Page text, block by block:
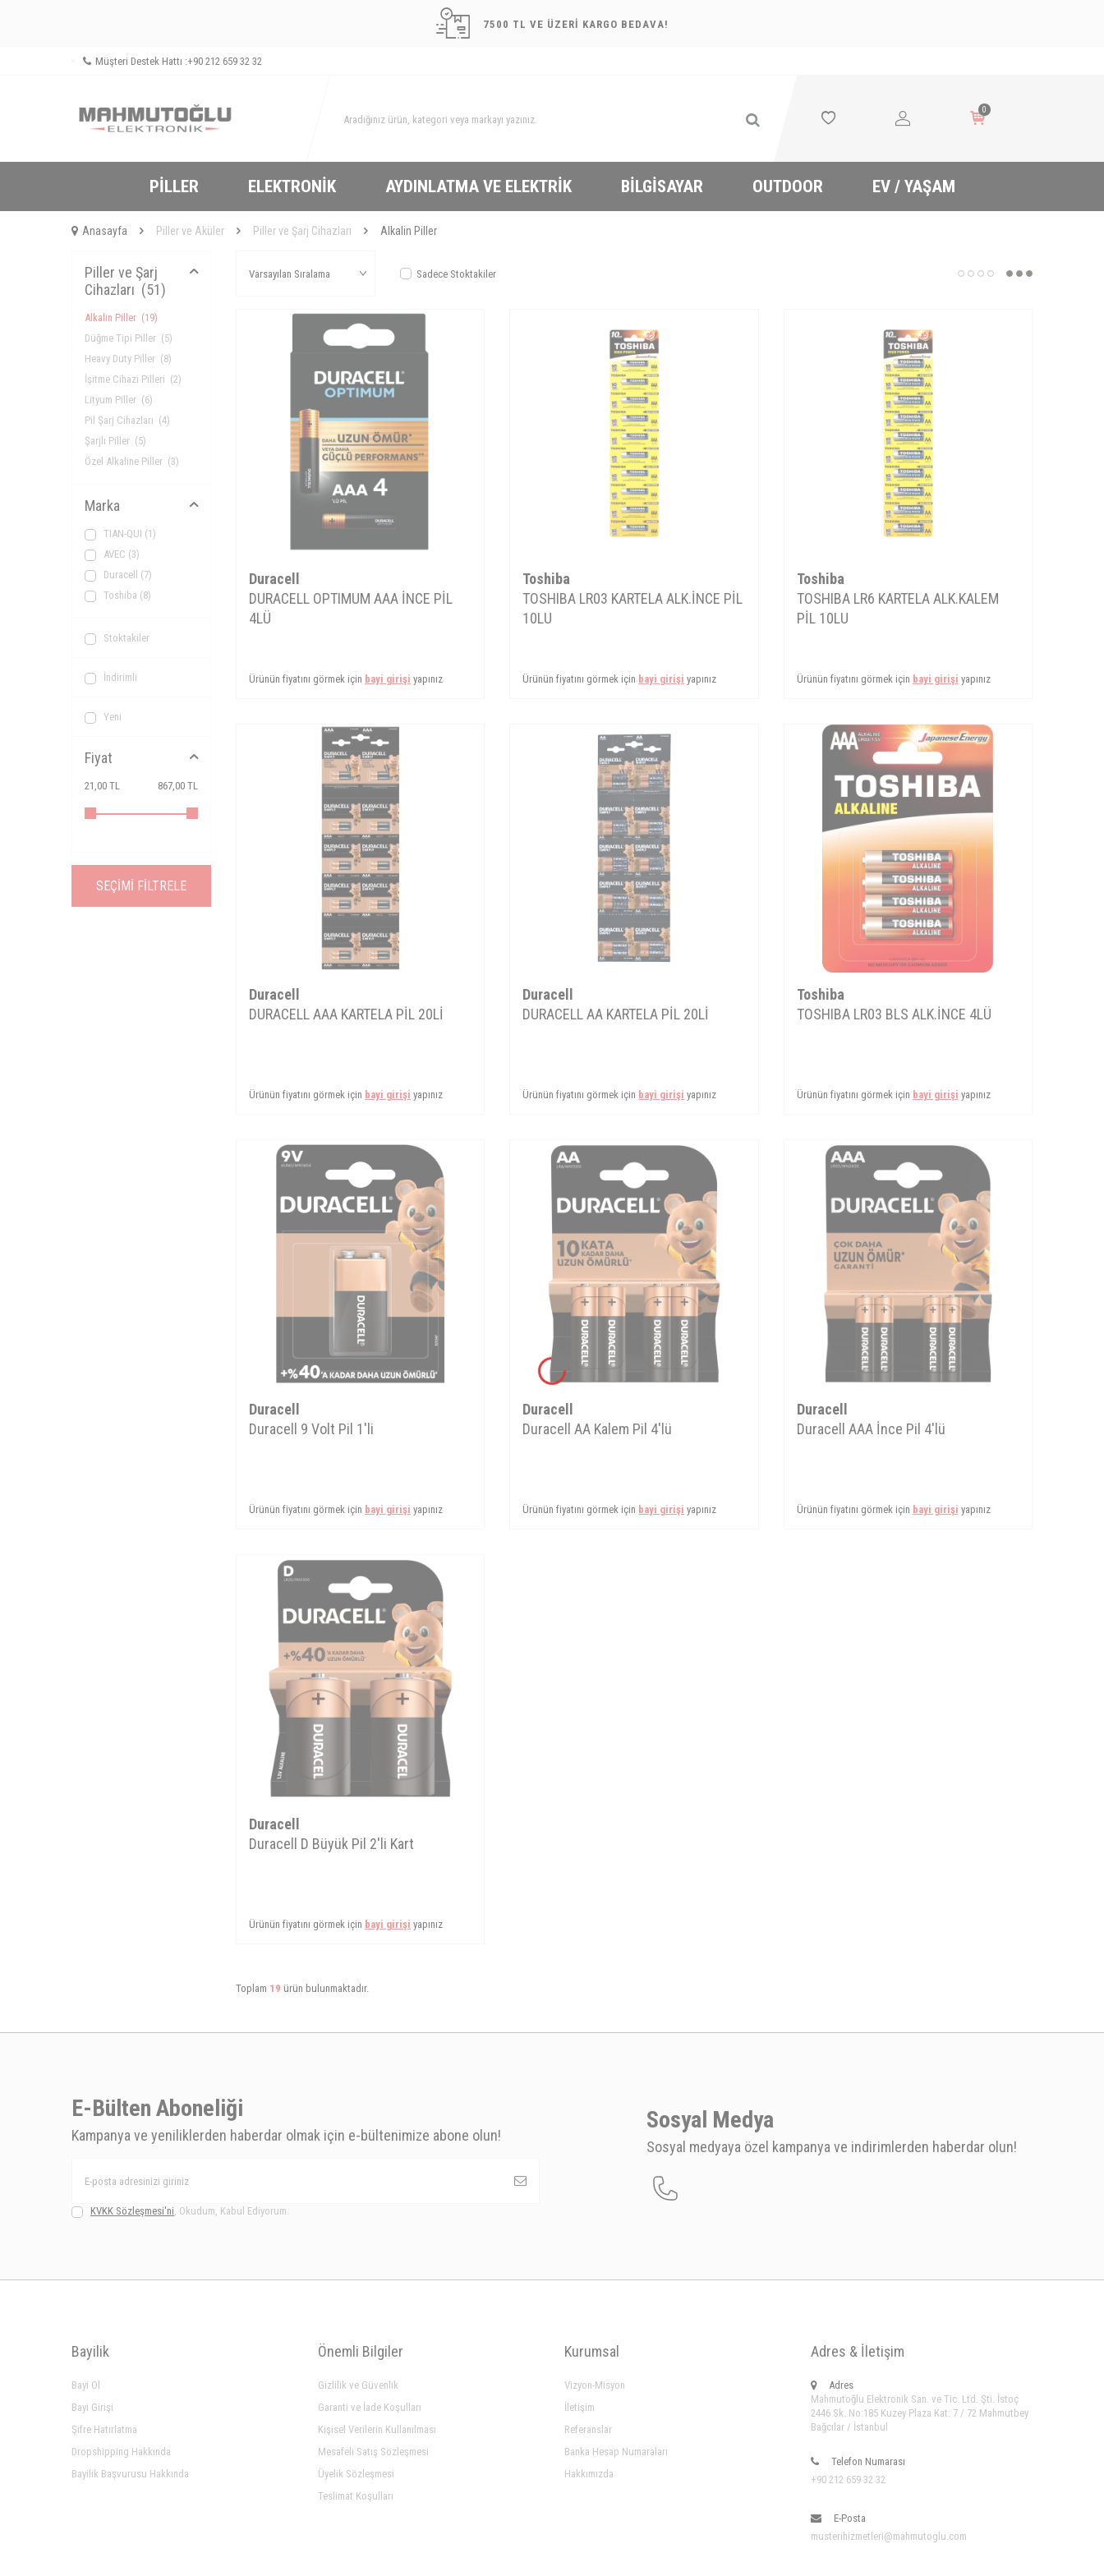
7500 TL VE ÜZERİ KARGO BEDAVA!
Müşteri Destek Hattı :+90 212 659 32 32
0
PILLER ELEKTRONIK AYDINLATMA VE ELEKTRIK BILGISAYAR OUTDOOR EV / YAŞAM
Anasayfa Piller ve Aküler Piller ve Şarj Cihazları Alkalin Piller
Piller ve Şarj
Cihazları (51)
Alkalin Piller (19)
Düğme Tipi Piller (5)
Heavy Duty Piller (8)
İşitme Cihazı Pilleri (2)
Lityum Piller (6)
Pil Şarj Cihazları (4)
Şarjlı Piller (5)
Özel Alkaline Piller (3)
Marka
TIAN-QUI (1)
AVEC (3)
Duracell (7)
Toshiba (8)
Stoktakiler
İndirimli
Yeni
Fiyat
21,00 TL 867,00 TL
SEÇIMI FILTRELE
Sadece Stoktakiler
Duracell
DURACELL OPTIMUM AAA İNCE PİL
4LÜ
Ürünün fiyatını görmek için bayi girişi yapınız
Toshiba
TOSHIBA LR03 KARTELA ALK.İNCE PİL
10LU
Ürünün fiyatını görmek için bayi girişi yapınız
Toshiba
TOSHIBA LR6 KARTELA ALK.KALEM
PİL 10LU
Ürünün fiyatını görmek için bayi girişi yapınız
Duracell
DURACELL AAA KARTELA PİL 20Lİ
Ürünün fiyatını görmek için bayi girişi yapınız
Duracell
DURACELL AA KARTELA PİL 20Lİ
Ürünün fiyatını görmek için bayi girişi yapınız
Toshiba
TOSHIBA LR03 BLS ALK.İNCE 4LÜ
Ürünün fiyatını görmek için bayi girişi yapınız
Duracell
Duracell 9 Volt Pil 1'li
Ürünün fiyatını görmek için bayi girişi yapınız
Duracell
Duracell AA Kalem Pil 4'lü
Ürünün fiyatını görmek için bayi girişi yapınız
Duracell
Duracell AAA İnce Pil 4'lü
Ürünün fiyatını görmek için bayi girişi yapınız
Duracell
Duracell D Büyük Pil 2'li Kart
Ürünün fiyatını görmek için bayi girişi yapınız
Toplam 19 ürün bulunmaktadır.
E-Bülten Aboneliği
Kampanya ve yeniliklerden haberdar olmak için e-bültenimize abone olun!
KVKK Sözleşmesi'ni, Okudum, Kabul Ediyorum.
Sosyal Medya
Sosyal medyaya özel kampanya ve indirimlerden haberdar olun!
Bayilik
Bayi Ol
Bayi Girişi
Şifre Hatırlatma
Dropshipping Hakkında
Bayilik Başvurusu Hakkında
Önemli Bilgiler
Gizlilik ve Güvenlik
Garanti ve İade Koşulları
Kişisel Verilerin Kullanılması
Mesafeli Satış Sözleşmesi
Üyelik Sözleşmesi
Teslimat Koşulları
Kurumsal
Vizyon-Misyon
İletişim
Referanslar
Banka Hesap Numaraları
Hakkımızda
Adres & İletişim
Adres
Mahmutoğlu Elektronik San. ve Tic. Ltd. Şti. İstoç
2446 Sk. No:185 Kuzey Plaza Kat: 7 / 72 Mahmutbey
Bağcılar / İstanbul
Telefon Numarası
+90 212 659 32 32
E-Posta
musterihizmetleri@mahmutoglu.com